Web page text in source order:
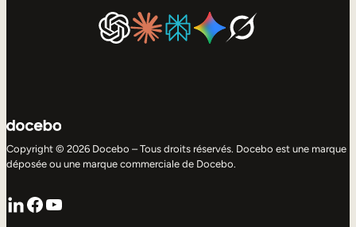
Copyright © 2026 Docebo – Tous droits réservés. Docebo est une marque
déposée ou une marque commerciale de Docebo.
LinkedIn
Facebook
YouTube